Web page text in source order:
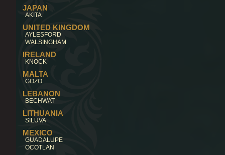
JAPAN
AKITA
UNITED KINGDOM
AYLESFORD
WALSINGHAM
IRELAND
KNOCK
MALTA
GOZO
LEBANON
BECHWAT
LITHUANIA
SILUVA
MEXICO
GUADALUPE
OCOTLAN